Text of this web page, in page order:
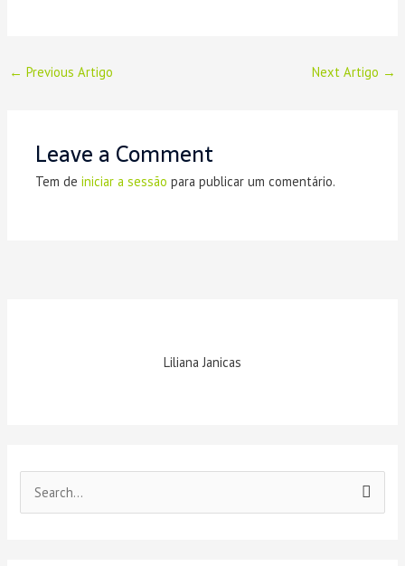
← Previous Artigo Next Artigo →
Leave a Comment
Tem deiniciar a sessão para publicar um comentário.
Liliana Janicas